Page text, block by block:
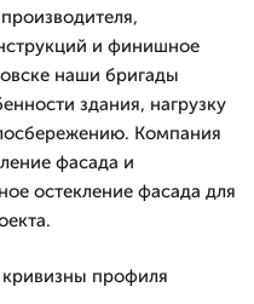
и финишное
наши бригады
здания, нагрузку
Компания
фасада и
остекление фасада для
профиля